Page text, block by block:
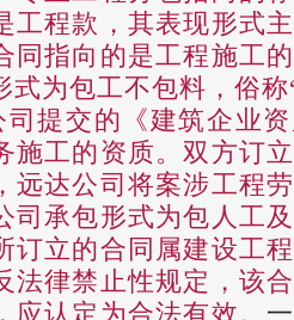
工程款，其表现形式
同指向的是工程施工
式为包工不包料，俗
司提交的《建筑企业
施工的资质。双方订
远达公司将案涉工程
司承包形式为包人工
订立的合同属建设工
法律禁止性规定，该
应认定为合法有效。